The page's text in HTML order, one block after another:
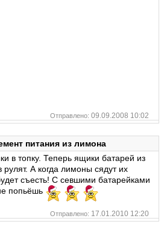
Отправлено: 09.09.2008 10:02
питания из лимона
в топку. Теперь ящики батарей из
рулят. А когда лимоны сядут их
съесть! С севшими батарейками
попьёшь
Отправлено: 17.01.2010 12:20